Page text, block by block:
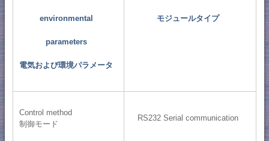
environmental
parameters
電気および環境パラメータ
モジュールタイプ
Control method
制御モード
RS232 Serial communication